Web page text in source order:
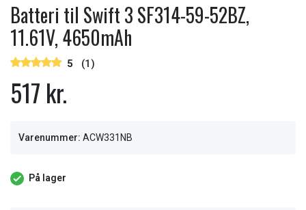
Batteri til Swift 3 SF314-59-52BZ,
11.61V, 4650mAh
5 (1)
517 kr.
Varenummer: ACW331NB
På lager